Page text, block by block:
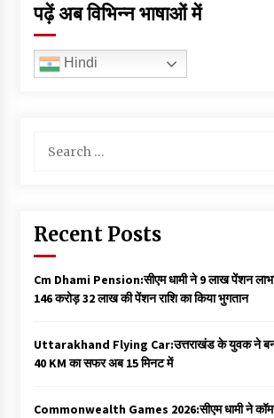
पढ़ें अब विभिन्न भाषाओं में
Hindi
for:
Recent Posts
Cm Dhami Pension:सीएम धामी ने 9 लाख पेंशन
146 करोड़ 32 लाख की पेंशन राशि का किया भुगतान
Uttarakhand Flying Car:उत्तराखंड के युवक ने
40 KM का सफर अब 15 मिनट में
Commonwealth Games 2026:सीएम धामी ने